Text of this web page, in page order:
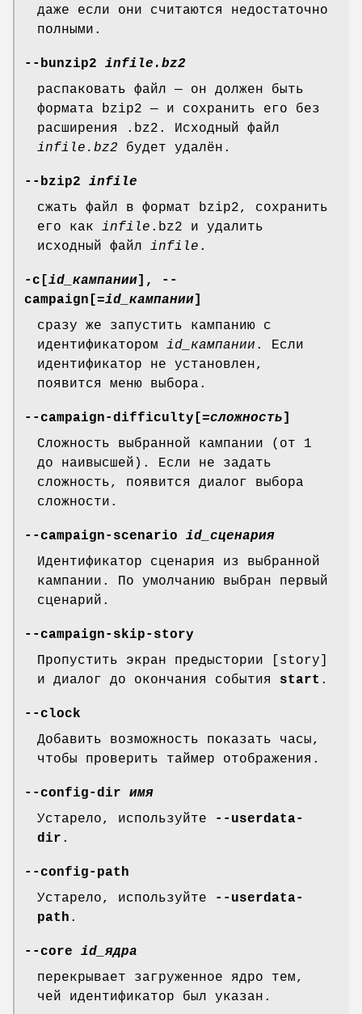
даже если они считаются недостаточно
полными.
--bunzip2 infile.bz2
распаковать файл — он должен быть
формата bzip2 — и сохранить его без
расширения .bz2. Исходный файл
infile.bz2 будет удалён.
--bzip2 infile
сжать файл в формат bzip2, сохранить
его как infile .bz2 и удалить
исходный файл infile .
-c[ id_кампании ], --
campaign[ =id_кампании
сразу же запустить кампанию с
идентификатором id_кампании . Если
идентификатор не установлен,
появится меню выбора.
--campaign-difficulty[ =сложность
Сложность выбранной кампании (от 1
до наивысшей). Если не задать
сложность, появится диалог выбора
сложности.
--campaign-scenario id_сценария
Идентификатор сценария из выбранной
кампании. По умолчанию выбран первый
сценарий.
--campaign-skip-story
Пропустить экран предыстории [story]
и диалог до окончания события start .
--clock
Добавить возможность показать часы,
чтобы проверить таймер отображения.
--config-dir имя
Устарело, используйте
--userdata-
dir .
--config-path
Устарело, используйте
--userdata-
path .
--core id_ядра
перекрывает загруженное ядро тем,
чей идентификатор был указан.